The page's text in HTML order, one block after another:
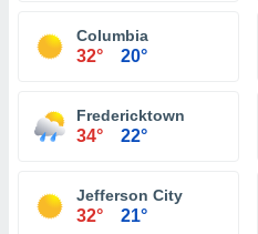
Columbia
32° 20°
Fredericktown
34° 22°
Jefferson City
32° 21°